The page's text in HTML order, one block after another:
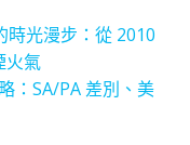
時光漫步：從 2010
火氣
：SA/PA 差別、美